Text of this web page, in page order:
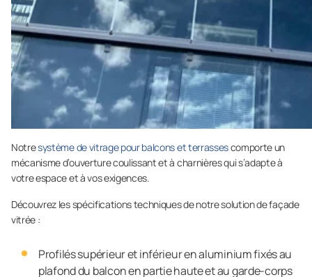
Notresystème de vitrage pour balcons et terrassescomporte un
mécanisme d’ouverture coulissant et à charnières qui s’adapte à
votre espace et à vos exigences.
Découvrez les spécifications techniques de notre solution de façade
vitrée :
Profilés supérieur et inférieur en aluminium fixés au
plafond du balcon en partie haute et au garde-corps